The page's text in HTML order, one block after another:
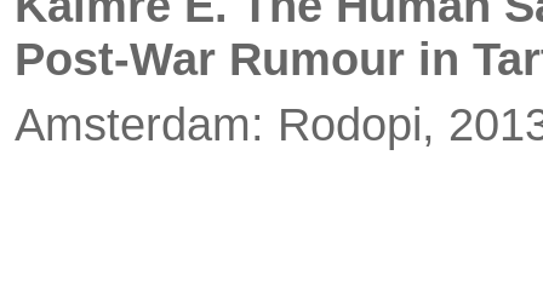
Post-War Rumour in
Amsterdam: Rodopi,